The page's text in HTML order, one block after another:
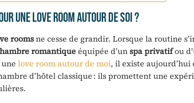
une love room autour de soi ?
roomsne cesse de grandir. Lorsque la routine
romantiqueéquipée d’unspa privatifou
love room autour de moi, il existe aujourd’hui
d’hôtel classique : ils promettent une